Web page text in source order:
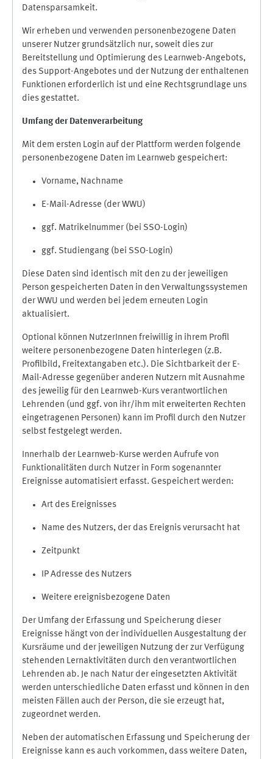
Datensparsamkeit.
Wir erheben und verwenden personenbezogene Daten
unserer Nutzer grundsätzlich nur, soweit dies zur
Bereitstellung und Optimierung des Learnweb-Angebots,
des Support-Angebotes und der Nutzung der enthaltenen
Funktionen erforderlich ist und eine Rechtsgrundlage uns
dies gestattet.
Umfang der Datenverarbeitung
Mit dem ersten Login auf der Plattform werden folgende
personenbezogene Daten im Learnweb gespeichert:
Vorname, Nachname
E-Mail-Adresse (der WWU)
ggf. Matrikelnummer (bei SSO-Login)
ggf. Studiengang (bei SSO-Login)
Diese Daten sind identisch mit den zu der jeweiligen
Person gespeicherten Daten in den Verwaltungssystemen
der WWU und werden bei jedem erneuten Login
aktualisiert.
Optional können NutzerInnen freiwillig in ihrem Profil
weitere personenbezogene Daten hinterlegen (z.B.
Profilbild, Freitextangaben etc.). Die Sichtbarkeit der E-
Mail-Adresse gegenüber anderen Nutzern mit Ausnahme
des jeweilig für den Learnweb-Kurs verantwortlichen
Lehrenden (und ggf. von ihr/ihm mit erweiterten Rechten
eingetragenen Personen) kann im Profil durch den Nutzer
selbst festgelegt werden.
Innerhalb der Learnweb-Kurse werden Aufrufe von
Funktionalitäten durch Nutzer in Form sogenannter
Ereignisse automatisiert erfasst. Gespeichert werden:
Art des Ereignisses
Name des Nutzers, der das Ereignis verursacht hat
Zeitpunkt
IP Adresse des Nutzers
Weitere ereignisbezogene Daten
Der Umfang der Erfassung und Speicherung dieser
Ereignisse hängt von der individuellen Ausgestaltung der
Kursräume und der jeweiligen Nutzung der zur Verfügung
stehenden Lernaktivitäten durch den verantwortlichen
Lehrenden ab. Je nach Natur der eingesetzten Aktivität
werden unterschiedliche Daten erfasst und können in den
meisten Fällen auch der Person, die sie erzeugt hat,
zugeordnet werden.
Neben der automatischen Erfassung und Speicherung der
Ereignisse kann es auch vorkommen, dass weitere Daten,